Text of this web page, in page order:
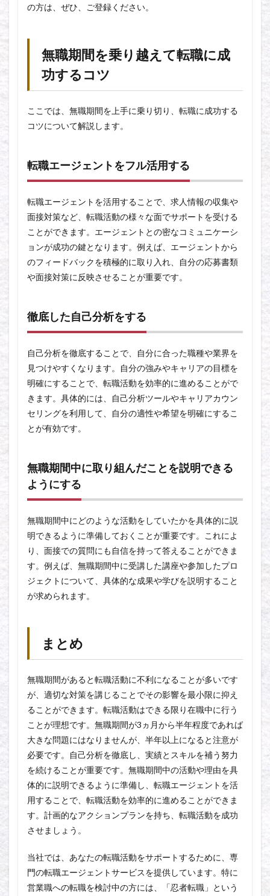
の方は、ぜひ、ご登録ください。
無職期間を乗り越えて転職に成
功するコツ
ここでは、無職期間を上手に乗り切り、転職に成功する
コツについて解説します。
転職エージェントをフル活用する
転職エージェントを活用することで、求人情報の収集や
面接対策など、転職活動の様々な面でサポートを受ける
ことができます。エージェントとの密なコミュニケーシ
ョンが成功の鍵となります。例えば、エージェントから
のフィードバックを積極的に取り入れ、自分の応募書類
や面接対策に反映させることが重要です。
徹底した自己分析をする
自己分析を徹底することで、自分に合った職種や業界を
見つけやすくなります。自分の強みやキャリアの目標を
明確にすることで、転職活動を効率的に進めることがで
きます。具体的には、自己分析ツールやキャリアカウン
セリングを利用して、自分の適性や希望を明確にするこ
とが有効です。
無職期間中に取り組んだことを説明できる
ようにする
無職期間中にどのような活動をしていたかを具体的に説
明できるように準備しておくことが重要です。これによ
り、面接での質問にも自信を持って答えることができま
す。例えば、無職期間中に受講した講座や参加したプロ
ジェクトについて、具体的な成果や学びを説明すること
が求められます。
まとめ
無職期間があると転職活動に不利になることが多いです
が、適切な対策を講じることでその影響を最小限に抑え
ることができます。転職活動はできる限り在職中に行う
ことが理想です。無職期間が3ヵ月から半年程度であれば
大きな問題にはなりませんが、半年以上になると注意が
必要です。自己分析を徹底し、実績とスキルを補う努力
を続けることが重要です。無職期間中の活動や理由を具
体的に説明できるように準備し、転職エージェントを活
用することで、転職活動を効率的に進めることができま
す。計画的なアクションプランを持ち、転職活動を成功
させましょう。
当社では、あなたの転職活動をサポートするために、専
門の転職エージェントサービスを提供しています。特に
営業職への転職を検討中の方には、「忍者転職」という